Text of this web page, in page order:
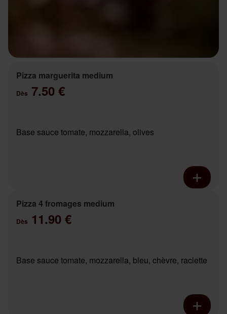
Pizza marguerita medium
Dès 7.50 €
Base sauce tomate, mozzarella, olives
Pizza 4 fromages medium
Dès 11.90 €
Base sauce tomate, mozzarella, bleu, chèvre, raclette